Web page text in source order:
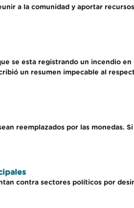
a la comunidad y aportar
se esta registrando un incendio en
un resumen impecable al
reemplazados por las monedas.
contra sectores políticos por